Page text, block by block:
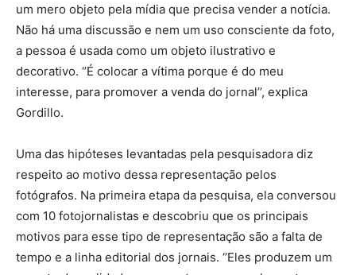
um mero objeto pela mídia que precisa vender a notícia.
Não há uma discussão e nem um uso consciente da foto,
a pessoa é usada como um objeto ilustrativo e
decorativo. ‘’É colocar a vítima porque é do meu
interesse, para promover a venda do jornal’’, explica
Gordillo.
Uma das hipóteses levantadas pela pesquisadora diz
respeito ao motivo dessa representação pelos
fotógrafos. Na primeira etapa da pesquisa, ela conversou
com 10 fotojornalistas e descobriu que os principais
motivos para esse tipo de representação são a falta de
tempo e a linha editorial dos jornais. ‘’Eles produzem um